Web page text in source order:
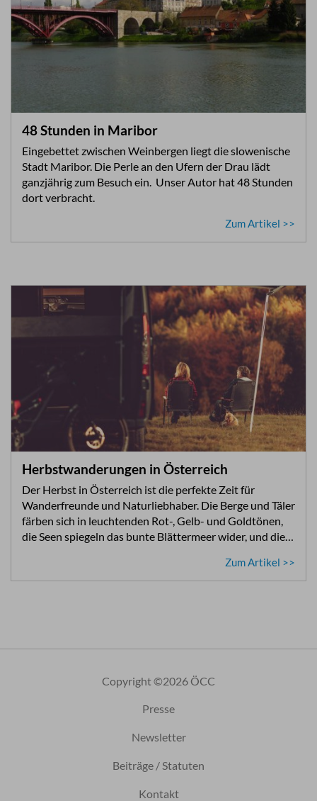
48 Stunden in Maribor
Eingebettet zwischen Weinbergen liegt die slowenische
Stadt Maribor. Die Perle an den Ufern der Drau lädt
ganzjährig zum Besuch ein. Unser Autor hat 48 Stunden
dort verbracht.
Zum Artikel >>
Herbstwanderungen in Österreich
Der Herbst in Österreich ist die perfekte Zeit für
Wanderfreunde und Naturliebhaber. Die Berge und Täler
färben sich in leuchtenden Rot-, Gelb- und Goldtönen,
die Seen spiegeln das bunte Blättermeer wider, und die…
Zum Artikel >>
Copyright ©2026 ÖCC
Presse
Newsletter
Beiträge / Statuten
Kontakt